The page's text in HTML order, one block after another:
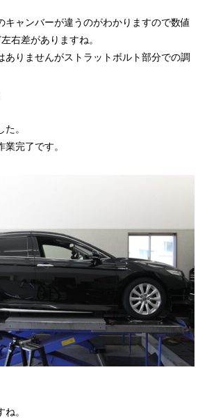
キャンバーが違うのがわかりますので数値
右差がありますね。
ありませんがストラットボルト部分での調
。
業完了です。
。